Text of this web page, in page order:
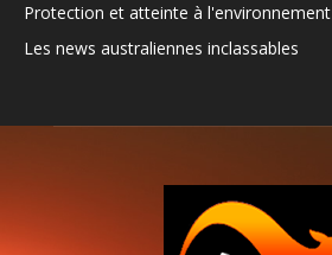
Protection et atteinte à l'environnement
Les news australiennes inclassables